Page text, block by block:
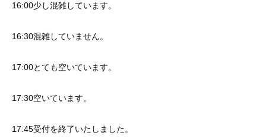
16:00少し混雑しています。
16:30混雑していません。
17:00とても空いています。
17:30空いています。
17:45受付を終了いたしました。